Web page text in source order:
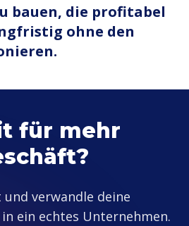
bauen, die profitabel
ohne den
für mehr
verwandle deine
ein echtes Unternehmen.